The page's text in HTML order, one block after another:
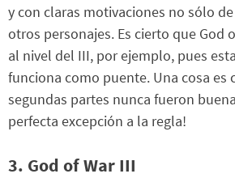
y con claras motivaciones no sólo
otros personajes. Es cierto que God
al nivel del III, por ejemplo, pues
funciona como puente. Una cosa es
segundas partes nunca fueron
perfecta excepción a la regla!
3. God of War III